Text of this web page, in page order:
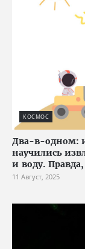
КОСМОС
Два-в-одном:
научились
и воду.
11 Август, 2025